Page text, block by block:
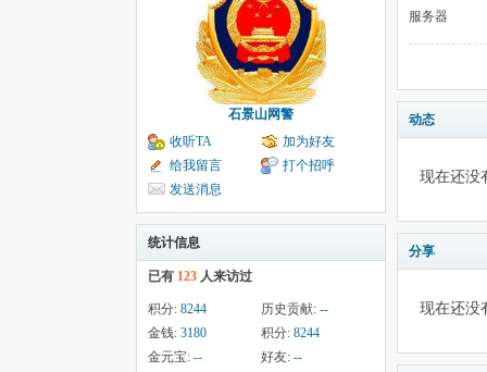
石景山网警
收听TA
加为好友
给我留言
打个招呼
发送消息
统计信息
已有 123 人来访过
积分: 8244 历史贡献: --
金钱: 3180 积分: 8244
金元宝: -- 好友: --
服务器
动态
现在还没
分享
现在还没